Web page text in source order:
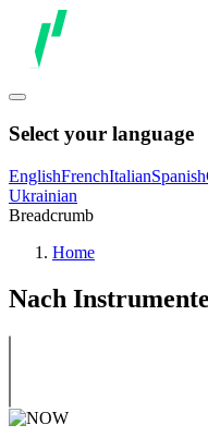
Select your language
EnglishFrenchItalianSpanish
Ukrainian
Breadcrumb
Home
Nach